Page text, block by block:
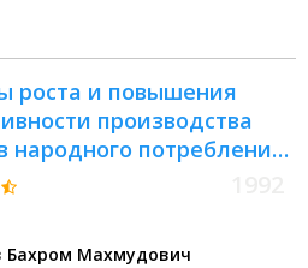
роста и повышения
производства
народного потребления
: Автореф. дис.
Махмудович